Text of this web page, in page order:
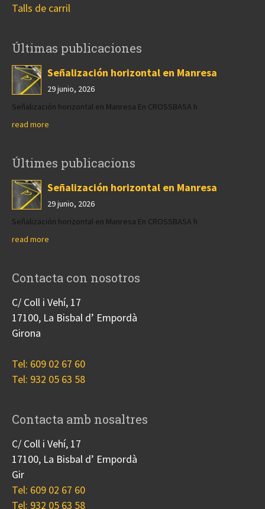
Talls de carril
Últimas publicaciones
Señalización horizontal en Manresa
29 junio, 2026
Señalización horizontal en Manresa En CROSSBASA h
read more
Últimes publicacions
Señalización horizontal en Manresa
29 junio, 2026
Señalización horizontal en Manresa En CROSSBASA h
read more
Contacta con nosotros
C/ Coll i Vehí, 17
17100, La Bisbal d’ Empordà
Girona
Tel: 609 02 67 60
Tel: 932 05 63 58
Contacta amb nosaltres
C/ Coll i Vehí, 17
17100, La Bisbal d’ Empordà
Gir
Tel: 609 02 67 60
Tel: 932 05 63 58